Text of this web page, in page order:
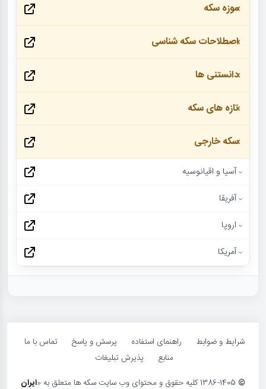
موزه سکه
اصطلاحات سکه شناسی
دانستنی ها
تازه های سکه
سکه خارجی
آسیا و اقیانوسیه
آفریقا
اروپا
آمریکا
شرایط و ضوابط راهنمای استفاده پرسش و پاسخ
تماس با ما
منابع
پذیرش تبلیغات
©
ایران